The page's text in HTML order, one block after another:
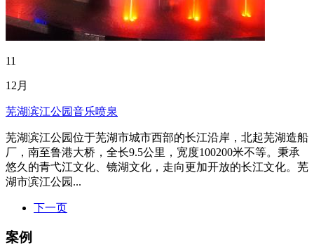
11
12月
芜湖滨江公园音乐喷泉
芜湖滨江公园位于芜湖市城市西部的长江沿岸，北起芜湖造船
厂，南至鲁港大桥，全长9.5公里，宽度100200米不等。秉承
悠久的青弋江文化、镜湖文化，走向更加开放的长江文化。芜
湖市滨江公园...
下一页
案例